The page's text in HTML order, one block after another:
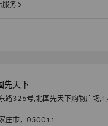
服务
先天下
路326号,北国先天下购物广场
庄市， 050011